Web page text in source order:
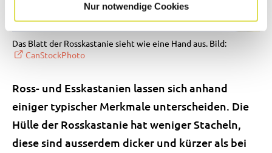
Nur notwendige Cookies
Das Blatt der Rosskastanie sieht wie eine Hand aus. Bild:
CanStockPhoto
Ross- und Esskastanien lassen sich anhand
einiger typischer Merkmale unterscheiden. Die
Hülle der Rosskastanie hat weniger Stacheln,
diese sind ausserdem dicker und kürzer als bei